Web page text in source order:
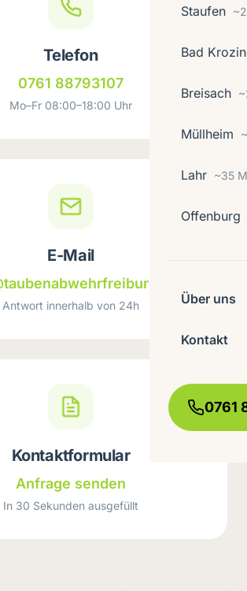
Staufen
Bad
Breisach
Müllheim
Lahr ~35
Offenburg
Über uns
Kontakt
0761
Telefon
0761 88793107
Mo–Fr 08:00–18:00 Uhr
E-Mail
freiburg.de
Antwort innerhalb von 24h
Kontaktformular
Anfrage senden
In 30 Sekunden ausgefüllt